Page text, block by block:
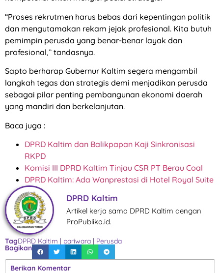
“Proses rekrutmen harus bebas dari kepentingan politik
dan mengutamakan rekam jejak profesional. Kita butuh
pemimpin perusda yang benar-benar layak dan
profesional,” tandasnya.
Sapto berharap Gubernur Kaltim segera mengambil
langkah tegas dan strategis demi menjadikan perusda
sebagai pilar penting pembangunan ekonomi daerah
yang mandiri dan berkelanjutan.
Baca juga :
DPRD Kaltim dan Balikpapan Kaji Sinkronisasi
RKPD
Komisi III DPRD Kaltim Tinjau CSR PT Berau Coal
DPRD Kaltim: Ada Wanprestasi di Hotel Royal Suite
DPRD Kaltim
Artikel kerja sama DPRD Kaltim dengan
ProPublika.id.
TagDPRD Kaltim | pariwara | Perusda
Bagikan
Berikan Komentar